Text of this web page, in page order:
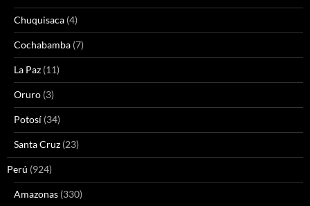
Chuquisaca (4)
Cochabamba (7)
La Paz (11)
Oruro (3)
Potosí (34)
Santa Cruz (23)
Perú (924)
Amazonas (330)